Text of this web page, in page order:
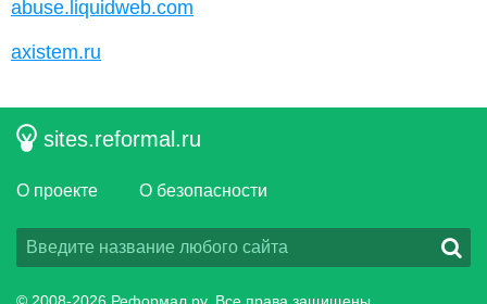
abuse.liquidweb.com
axistem.ru
sites.reformal.ru
О проекте О безопасности